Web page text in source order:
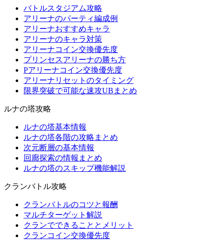
バトルスタジアム攻略
アリーナのパーティ編成例
アリーナおすすめキャラ
アリーナのキャラ対策
アリーナコイン交換優先度
プリンセスアリーナの勝ち方
Pアリーナコイン交換優先度
アリーナリセットのタイミング
限界突破で可能な速攻UBまとめ
ルナの塔攻略
ルナの塔基本情報
ルナの塔各階の攻略まとめ
次元断層の基本情報
回廊探索の情報まとめ
ルナの塔のスキップ機能解説
クランバトル攻略
クランバトルのコツと報酬
マルチターゲット解説
クランでできることとメリット
クランコイン交換優先度